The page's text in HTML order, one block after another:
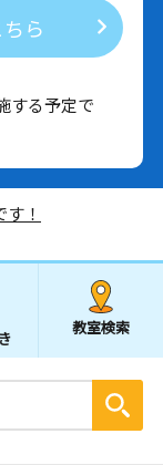
ら
する予定で
！
教室検索